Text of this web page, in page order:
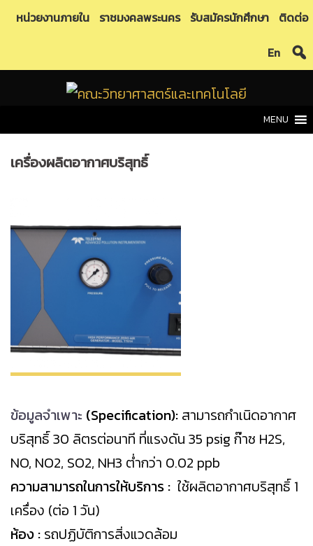
Skipหน่วยงานภายใน ราชมงคลพระนคร รับสมัครนักศึกษา ติดต่อ
En
MENU
เครื่องผลิตอากาศบริสุทธิ์
ข้อมูลจำเพาะ (Specification): สามารถกำเนิดอากาศ
บริสุทธิ์ 30 ลิตรต่อนาที ที่แรงดัน 35 psig ก๊าซ H2S,
NO, NO2, SO2, NH3 ต่ำกว่า 0.02 ppb
ความสามารถในการให้บริการ : ใช้ผลิตอากาศบริสุทธิ์1
เครื่อง (ต่อ 1 วัน)
ห้อง : รถปฏิบัติการสิ่งแวดล้อม